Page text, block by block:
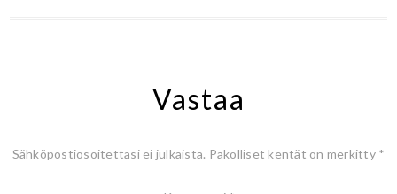
Vastaa
Sähköpostiosoitettasi ei julkaista. Pakolliset kentät on merkitty *